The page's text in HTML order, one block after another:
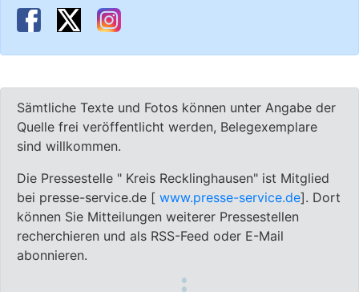
Sämtliche Texte und Fotos können unter Angabe der
Quelle frei veröffentlicht werden, Belegexemplare
sind willkommen.
Die Pressestelle " Kreis Recklinghausen" ist Mitglied
bei presse-service.de [ www.presse-service.de]. Dort
können Sie Mitteilungen weiterer Pressestellen
recherchieren und als RSS-Feed oder E-Mail
abonnieren.